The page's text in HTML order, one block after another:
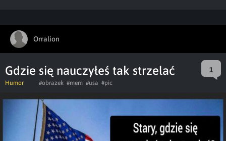
Orralion
Gdzie się nauczyłeś tak strzelać 1
Humor #obrazek #mem #usa #pic